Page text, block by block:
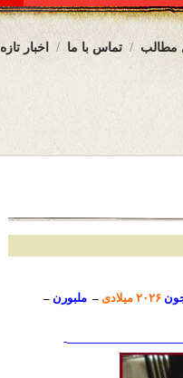
اخبار تازه تماس با ما مطالب
– ملبورن –